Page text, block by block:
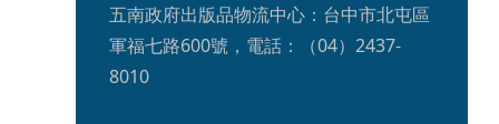
五南政府出版品物流中心：台中市北屯區
軍福七路600號，電話：（04）2437-
8010